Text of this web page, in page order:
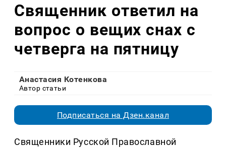
Священник ответил на
вопрос о вещих снах с
четверга на пятницу
Анастасия Котенкова
Автор статьи
Подписаться на Дзен.канал
Священники Русской Православной